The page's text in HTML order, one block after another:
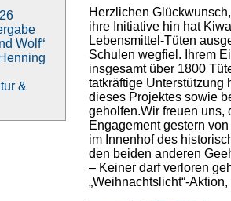
Wolf“
&
Herzlichen
ihre Initiative hin hat
Lebensmittel-Tüten
Schulen wegfiel. Ihrem
insgesamt über 1800
tatkräftige Unterstützung
dieses Projektes sowie
geholfen.Wir freuen uns,
Engagement gestern
im Innenhof des
den beiden anderen
– Keiner darf verloren
„Weihnachtslicht“-